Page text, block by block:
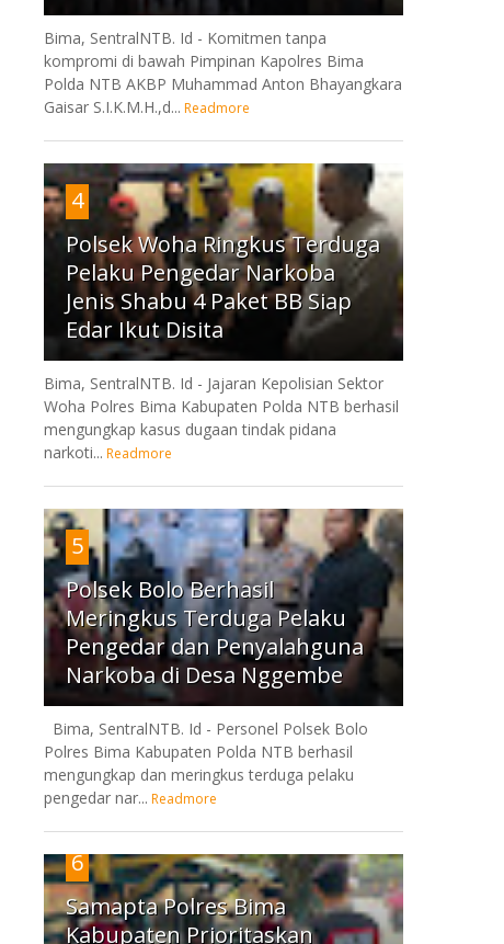
Bima, SentralNTB. Id - Komitmen tanpa
kompromi di bawah Pimpinan Kapolres Bima
Polda NTB AKBP Muhammad Anton Bhayangkara
Gaisar S.I.K.M.H.,d... Readmore
4
Polsek Woha Ringkus Terduga
Pelaku Pengedar Narkoba
Jenis Shabu 4 Paket BB Siap
Edar Ikut Disita
Bima, SentralNTB. Id - Jajaran Kepolisian Sektor
Woha Polres Bima Kabupaten Polda NTB berhasil
mengungkap kasus dugaan tindak pidana
narkoti... Readmore
5
Polsek Bolo Berhasil
Meringkus Terduga Pelaku
Pengedar dan Penyalahguna
Narkoba di Desa Nggembe
Bima, SentralNTB. Id - Personel Polsek Bolo
Polres Bima Kabupaten Polda NTB berhasil
mengungkap dan meringkus terduga pelaku
pengedar nar... Readmore
6
Samapta Polres Bima
Kabupaten Prioritaskan